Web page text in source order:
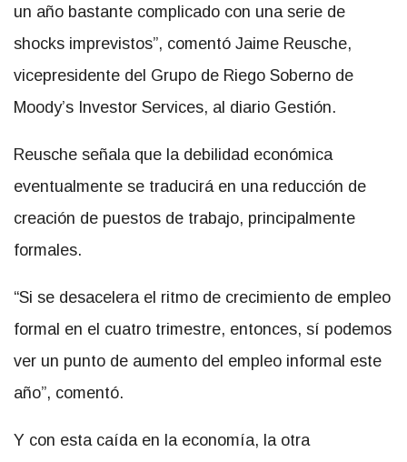
un año bastante complicado con una serie de
shocks imprevistos”, comentó Jaime Reusche,
vicepresidente del Grupo de Riego Soberno de
Moody’s Investor Services, al diario Gestión.
Reusche señala que la debilidad económica
eventualmente se traducirá en una reducción de
creación de puestos de trabajo, principalmente
formales.
“Si se desacelera el ritmo de crecimiento de empleo
formal en el cuatro trimestre, entonces, sí podemos
ver un punto de aumento del empleo informal este
año”, comentó.
Y con esta caída en la economía, la otra